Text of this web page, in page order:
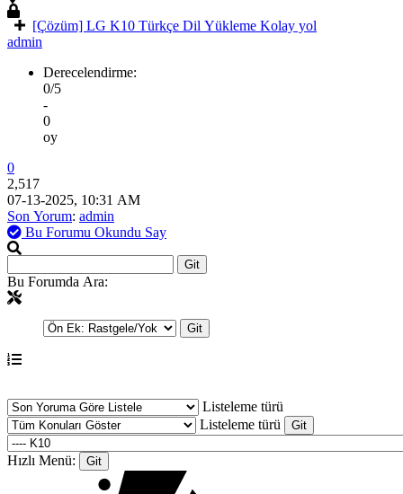
[Çözüm] LG K10 Türkçe Dil Yükleme Kolay yol
admin
Derecelendirme:
0/5
-
0
oy
0
2,517
07-13-2025, 10:31 AM
Son Yorum: admin
Bu Forumu Okundu Say
Bu Forumda Ara:
Listeleme türü
Listeleme türü
Hızlı Menü: